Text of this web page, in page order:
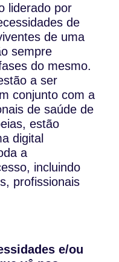
liderado por
de
de uma
sempre
do mesmo.
a ser
conjunto com a
de saúde de
estão
digital
a
incluindo
profissionais
e/ou